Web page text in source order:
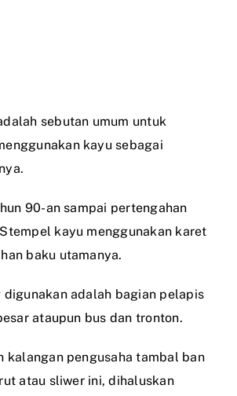
sebutan umum untuk
kayu sebagai
90-an sampai pertengahan
kayu menggunakan karet
baku utamanya.
digunakan adalah bagian pelapis
ataupun bus dan tronton.
kalangan pengusaha tambal ban
atau sliwer ini, dihaluskan